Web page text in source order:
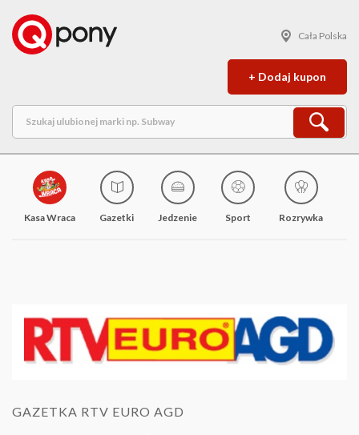
Cała Polska
+ Dodaj kupon
Kasa Wraca Gazetki Jedzenie Sport Rozrywka
GAZETKA RTV EURO AGD